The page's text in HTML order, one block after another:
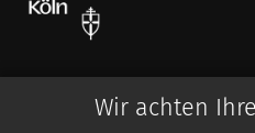
Wir achten